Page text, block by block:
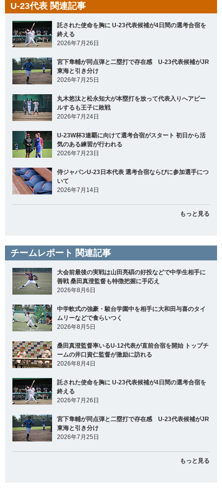
U-23代表 関連記事
託された使命を胸に U-23代表候補が4日間の選考合宿を
終える
2026年7月26日
宮下隼輔が同点弾と二塁打で存在感 U-23代表候補がJR
東海と引き分け
2026年7月25日
丸木悠汰と松永知大が本塁打を放って代表入りへアピー
ルするも王子に敗戦
2026年7月24日
U-23W杯3連覇に向けて選考合宿がスタート 初日から活
気のある練習が行われる
2026年7月23日
侍ジャパンU-23日本代表 選考合宿ならびに参加選手につ
いて
2026年7月14日
もっと見る
チームレポート 関連記事
大会前最後の実戦は山田亮碩の好投などで中学生相手に
善戦 桑田真澄監督も特徴把握に手応え
2026年8月6日
中学軟式の強豪・駿台学園中を相手に大和田与喜のタイ
ムリーなどで食らいつく
2026年8月5日
桑田真澄監督率いるU-12代表が直前合宿を開始 トップチ
ームの井口資仁監督が激励に訪れる
2026年8月4日
託された使命を胸に U-23代表候補が4日間の選考合宿を
終える
2026年7月26日
宮下隼輔が同点弾と二塁打で存在感 U-23代表候補がJR
東海と引き分け
2026年7月25日
もっと見る